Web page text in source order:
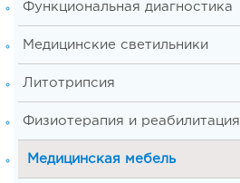
Функциональная диагностика
Медицинские светильники
Литотрипсия
Физиотерапия и реабилитация
Медицинская мебель